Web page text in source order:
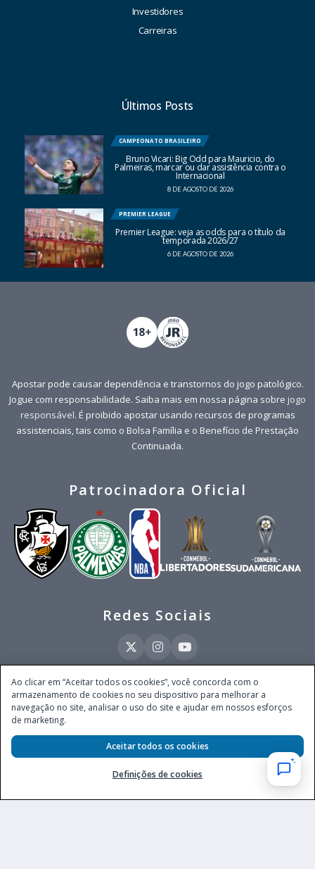
Investidores
Carreiras
Últimos Posts
CAMPEONATO BRASILEIRO
Bruno Vicari: Big Odd para Mauricio, do
Palmeiras, marcar ou dar assistência contra o
Internacional
8 DE AGOSTO DE 2026
PREMIER LEAGUE
Premier League: veja as odds para o título da
temporada 2026/27
6 DE AGOSTO DE 2026
Apostar pode causar dependência e transtornos do jogo patológico.
Jogue com responsabilidade. Saiba mais em nossa página sobre jogo
responsável. É proibido apostar usando recursos de programas
assistenciais, tais como o Bolsa Família e o Benefício de Prestação
Continuada.
Patrocinadora Oficial
Redes Sociais
Este site é operado pela Ventmear Brasil LTDA (CNPJ 52.868.380/0001-84), com
endereço na Avenida Brigadeiro Faria Lima, nº 4.055, 3º andar, Itaim Bibi, no
Município de São Paulo, Estado de São Paulo, CEP 04538-133, Brasil - empresa
Secretaria de Prêmios e Apostas do Ministério da Fazenda, conforme Portaria nº
247, de 07.02.2025, publicada no DOU em 11.2.2025.
Ao clicar em “Aceitar todos os cookies”, você concorda com o
armazenamento de cookies no seu dispositivo para melhorar a
navegação no site, analisar o uso do site e ajudar em nossos esforços
de marketing.
Definições de cookies
Aceitar todos os cookies